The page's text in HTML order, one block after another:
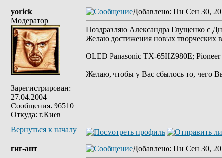
yorick
Модератор
Зарегистрирован:
27.04.2004
Сообщения: 96510
Откуда: г.Киев
Добавлено: Пн Сен 30,
Поздравляю Александра Глущенко с
Желаю достижения новых творческих
OLED Panasonic TX-65HZ980E;
Желаю, чтобы у Вас сбылось то, чего
Вернуться к началу
гиг-ант Добавлено: Пн Сен 30,